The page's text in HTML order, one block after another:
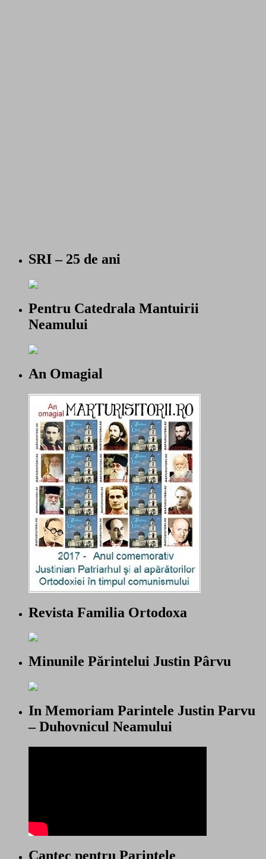
SRI – 25 de ani
Pentru Catedrala Mantuirii
Neamului
An Omagial
Revista Familia Ortodoxa
Minunile Părintelui Justin Pârvu
In Memoriam Parintele Justin Parvu
– Duhovnicul Neamului
Cantec pentru Parintele